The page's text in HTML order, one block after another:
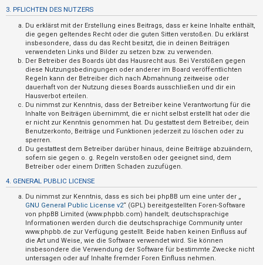
e
t
3. PFLICHTEN DES NUTZERS
Du erklärst mit der Erstellung eines Beitrags, dass er keine Inhalte enthält,
die gegen geltendes Recht oder die guten Sitten verstoßen. Du erklärst
insbesondere, dass du das Recht besitzt, die in deinen Beiträgen
verwendeten Links und Bilder zu setzen bzw. zu verwenden.
Der Betreiber des Boards übt das Hausrecht aus. Bei Verstößen gegen
diese Nutzungsbedingungen oder anderer im Board veröffentlichten
Regeln kann der Betreiber dich nach Abmahnung zeitweise oder
dauerhaft von der Nutzung dieses Boards ausschließen und dir ein
Hausverbot erteilen.
Du nimmst zur Kenntnis, dass der Betreiber keine Verantwortung für die
Inhalte von Beiträgen übernimmt, die er nicht selbst erstellt hat oder die
er nicht zur Kenntnis genommen hat. Du gestattest dem Betreiber, dein
Benutzerkonto, Beiträge und Funktionen jederzeit zu löschen oder zu
sperren.
Du gestattest dem Betreiber darüber hinaus, deine Beiträge abzuändern,
sofern sie gegen o. g. Regeln verstoßen oder geeignet sind, dem
Betreiber oder einem Dritten Schaden zuzufügen.
4. GENERAL PUBLIC LICENSE
Du nimmst zur Kenntnis, dass es sich bei phpBB um eine unter der „
GNU General Public License v2“ (GPL) bereitgestellten Foren-Software
von phpBB Limited (www.phpbb.com) handelt; deutschsprachige
Informationen werden durch die deutschsprachige Community unter
www.phpbb.de zur Verfügung gestellt. Beide haben keinen Einfluss auf
die Art und Weise, wie die Software verwendet wird. Sie können
insbesondere die Verwendung der Software für bestimmte Zwecke nicht
untersagen oder auf Inhalte fremder Foren Einfluss nehmen.